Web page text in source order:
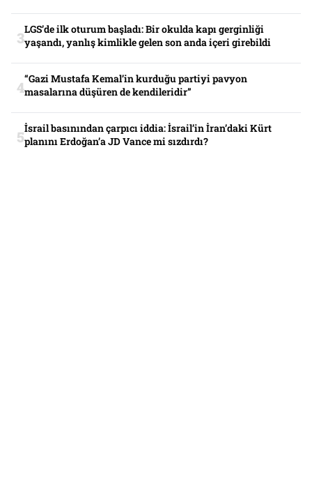
LGS’de ilk oturum başladı: Bir okulda kapı gerginliği
yaşandı, yanlış kimlikle gelen son anda içeri girebildi
“Gazi Mustafa Kemal’in kurduğu partiyi pavyon
masalarına düşüren de kendileridir”
İsrail basınından çarpıcı iddia: İsrail’in İran’daki Kürt
planını Erdoğan’a JD Vance mi sızdırdı?